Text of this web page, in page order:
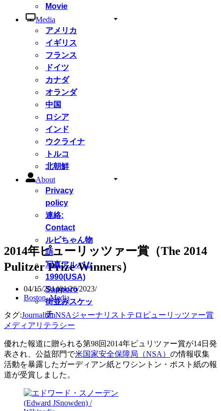
Movie
Media
アメリカ
イギリス
フランス
ドイツ
カナダ
オランダ
中国
ロシア
インド
ウクライナ
トルコ
北朝鮮
About
Privacy
policy
連絡:
Contact
ルピちゃん物
語
写真アルバム
1990(USA)
Sapporo
街並みスケッ
チ
2014年ピューリッツァー賞（The 2014
Pulitzer Prize Winners）
04/15/201401/26/2023
Boston,Media
タグ:JournalismNSA ジャーナリスト テロ ピューリッツァー賞
メディアリテラシー
優れた報道に贈られる第98回2014年ピュリツァー賞が14日発
表され、公益部門で米国家安全保障局（NSA） の情報収集
活動を暴露したガーディアン紙とワシントン・ポスト紙の報
道が受賞しました。